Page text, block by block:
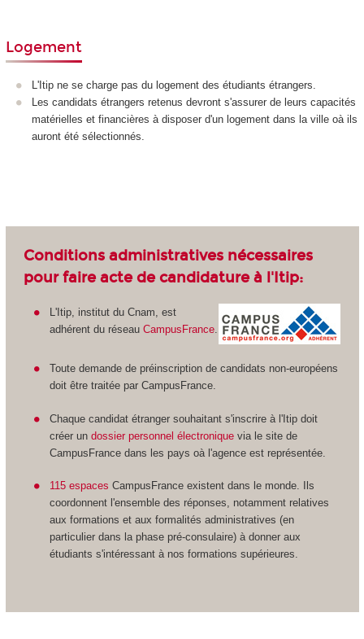
Logement
L'Itip ne se charge pas du logement des étudiants étrangers.
Les candidats étrangers retenus devront s'assurer de leurs capacités
matérielles et financières à disposer d'un logement dans la ville oà ils
auront été sélectionnés.
Conditions administratives nécessaires
pour faire acte de candidature à l'Itip:
L'Itip, institut du Cnam, est
adhérent du réseauCampusFrance
Toute demande de préinscription de candidats non-européens
doit être traitée par CampusFrance.
Chaque candidat étranger souhaitant s'inscrire à l'Itip doit
créer undossier personnel électronique via le site de
CampusFrance dans les pays oà l'agence est représentée.
115 espaces CampusFrance existent dans le monde. Ils
coordonnent l'ensemble des réponses, notamment relatives
aux formations et aux formalités administratives (en
particulier dans la phase pré-consulaire) à donner aux
étudiants s'intéressant à nos formations supérieures.